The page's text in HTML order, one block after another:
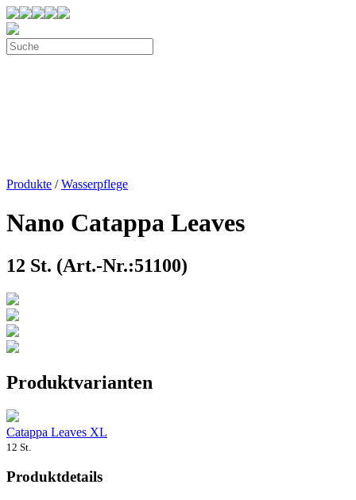
Produkte /Wasserpflege
Nano Catappa Leaves
12 St. (Art.-Nr.:51100)
Produktvarianten
Catappa Leaves XL
12 St.
Produktdetails